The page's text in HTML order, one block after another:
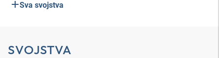
Sva svojstva
SVOJSTVA